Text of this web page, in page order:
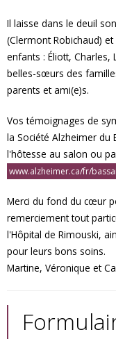
Il laisse dans le deuil
(Clermont Robichaud)
enfants : Éliott, Charles,
belles-sœurs des
parents et ami(e)s.
Vos témoignages de
la Société Alzheimer du
l'hôtesse au salon ou
www.alzheimer.ca/fr/
Merci du fond du cœur
remerciement tout
l'Hôpital de Rimouski,
pour leurs bons soins.
Martine, Véronique et